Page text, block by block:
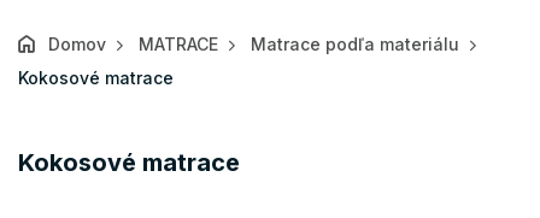
Domov MATRACE
Matrace podľa materiálu
Kokosové matrace
Kokosové matrace